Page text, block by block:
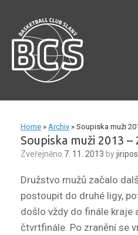
content
Home » Archiv » Soupiska muži
Soupiska muži 2013 –
Zveřejněno 7. 11. 2013 by
Družstvo mužů začalo
postoupit do druhé ligy,
došlo vždy do finále kraje
čtvrtfinále. Po zranění se